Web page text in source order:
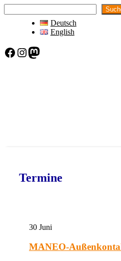
Deutsch
English
Facebook Instagram Mastodon
Termine
30 Juni
MANEO-